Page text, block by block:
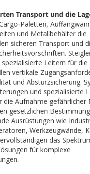
Transport und die
Paletten,
und Metallbehälter die
sicheren Transport und
Leitern für die
vertikale
und Absturzsicherung.
und spezialisierte
die Aufnahme gefährlicher
gesetzlichen
Ausrüstungen wie
Werkzeugwände,
das
für komplexe